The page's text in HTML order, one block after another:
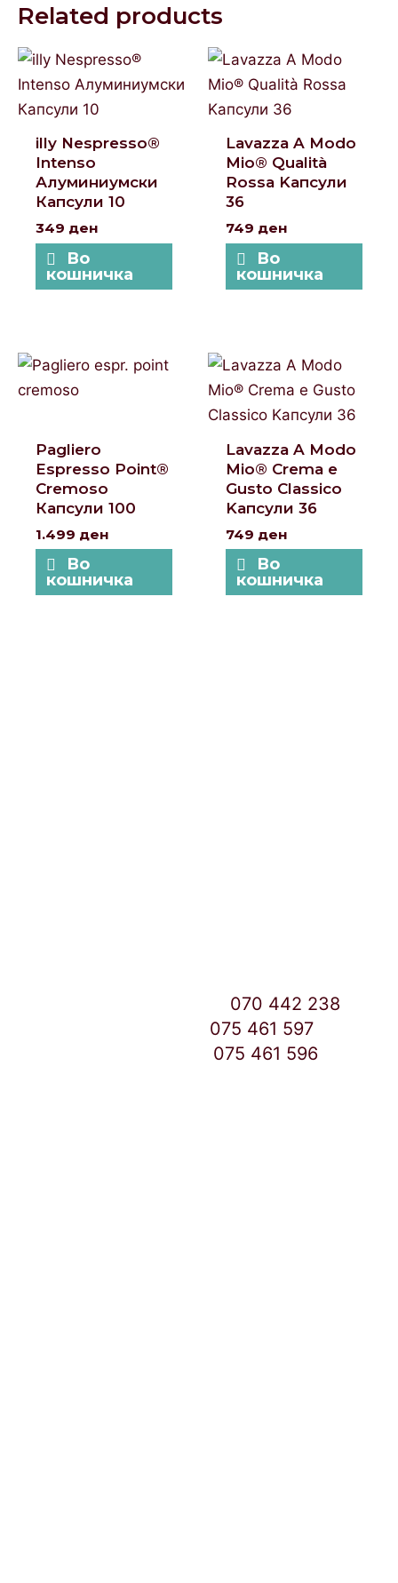
Related products
illy Nespresso®
Intenso
Алуминиумски
Капсули 10
349 ден
Во
кошничка
Lavazza A Modo
Mio® Qualità
Rossa Kапсули
36
749 ден
Во
кошничка
Pagliero
Espresso Point®
Cremoso
Капсули 100
1.499 ден
Во
кошничка
Lavazza A Modo
Mio® Crema e
Gusto Classico
Kапсули 36
749 ден
Во
кошничка
070 442 238
075 461 597
075 461 596